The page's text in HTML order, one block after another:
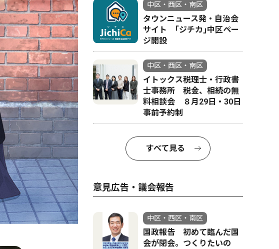
中区・西区・南区
タウンニュース発・自治会
サイト ｢ジチカ｣中区ペー
ジ開設
中区・西区・南区
イトックス税理士・行政書
士事務所 税金、相続の無
料相談会 ８月29日・30日
事前予約制
すべて見る
意見広告・議会報告
中区・西区・南区
国政報告 初めて臨んだ国
会が閉会。つくりたいの